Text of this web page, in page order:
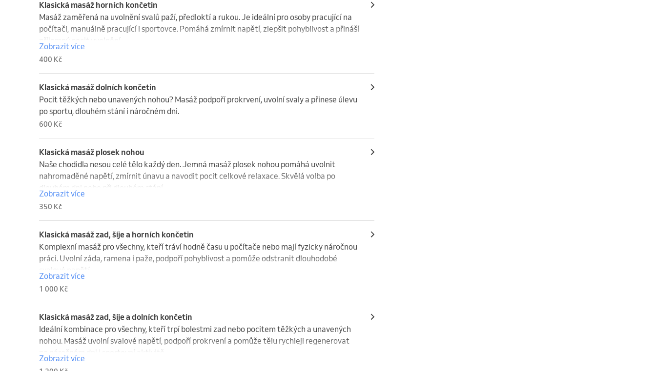
Klasická masáž horních končetin
Masáž zaměřená na uvolnění svalů paží, předloktí a rukou. Je ideální pro osoby pracující na
počítači, manuálně pracující i sportovce. Pomáhá zmírnit napětí, zlepšit pohyblivost a přináší
příjemný pocit uvolnění.
Zobrazit více
400 Kč
Klasická masáž dolních končetin
Pocit těžkých nebo unavených nohou? Masáž podpoří prokrvení, uvolní svaly a přinese úlevu
po sportu, dlouhém stání i náročném dni.
600 Kč
Klasická masáž plosek nohou
Naše chodidla nesou celé tělo každý den. Jemná masáž plosek nohou pomáhá uvolnit
nahromaděné napětí, zmírnit únavu a navodit pocit celkové relaxace. Skvělá volba po
dlouhém dni nebo při dlouhém stání.
Zobrazit více
350 Kč
Klasická masáž zad, šíje a horních končetin
Komplexní masáž pro všechny, kteří tráví hodně času u počítače nebo mají fyzicky náročnou
práci. Uvolní záda, ramena i paže, podpoří pohyblivost a pomůže odstranit dlouhodobé
svalové napětí.
Zobrazit více
1 000 Kč
Klasická masáž zad, šíje a dolních končetin
Ideální kombinace pro všechny, kteří trpí bolestmi zad nebo pocitem těžkých a unavených
nohou. Masáž uvolní svalové napětí, podpoří prokrvení a pomůže tělu rychleji regenerovat
po náročném dni i sportovní aktivitě.
Zobrazit více